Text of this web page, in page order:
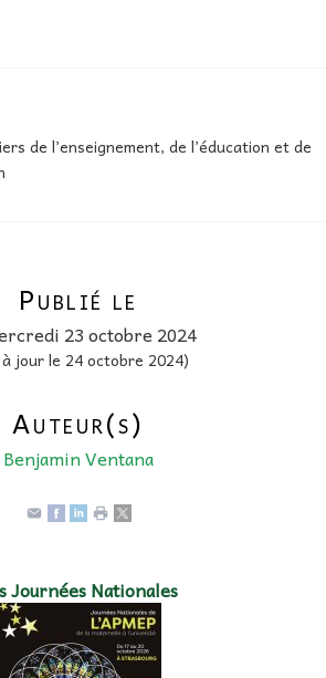
de l’enseignement, de l’éducation et de
Publié le
23 octobre 2024
jour le 24 octobre 2024)
Auteur(s)
Benjamin Ventana
Journées Nationales